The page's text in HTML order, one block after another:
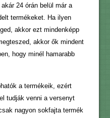
24 órán belül már a
termékeket. Ha ilyen
akkor ezt mindenképp
akkor ők mindent
hogy minél hamarabb
a termékeik, ezért
tudják venni a versenyt
nagyon sokfajta termék